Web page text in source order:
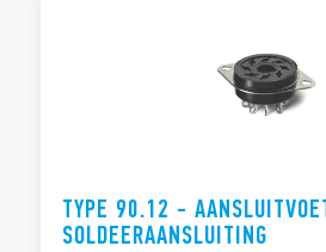
TYPE 90.12 -
SOLDEERAANSLUITING